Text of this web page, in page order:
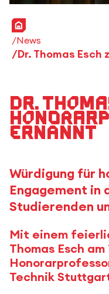
Startseite
News
Dr.
ernannt
Würdigung für
Engagement in
Studierenden
Mit einem
Thomas Esch am
Technik